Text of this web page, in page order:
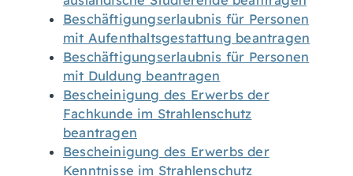
Beschäftigungserlaubnis für Personen
mit Aufenthaltsgestattung beantragen
Beschäftigungserlaubnis für Personen
mit Duldung beantragen
Bescheinigung des Erwerbs der
Fachkunde im Strahlenschutz
beantragen
Bescheinigung des Erwerbs der
Kenntnisse im Strahlenschutz